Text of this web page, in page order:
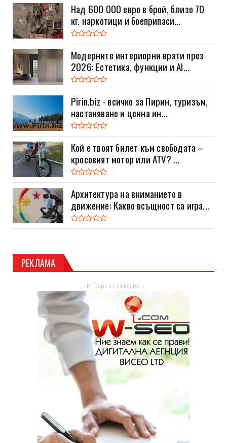
Над 600 000 евро в брой, близо 70
кг. наркотици и боеприпаси...
Модерните интериорни врати през
2026: Естетика, функции и AI...
Pirin.biz - всичко за Пирин, туризъм,
настаняване и ценна ин...
Кой е твоят билет към свободата –
кросовият мотор или ATV? ...
Архитектура на вниманието в
движение: Какво всъщност са игра...
РЕКЛАМА
- Интернет реклама -